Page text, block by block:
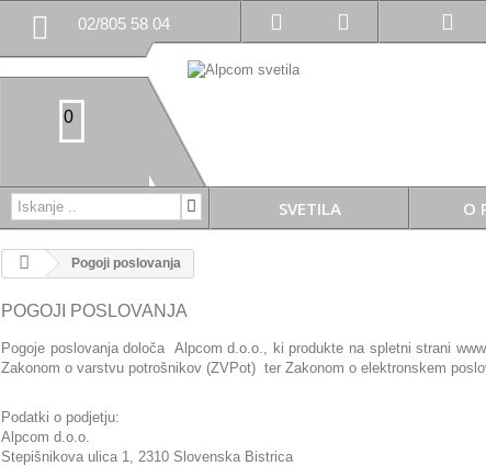
02/805 58 04
0
SVETILA O
Pogoji poslovanja
POGOJI POSLOVANJA
Pogoje poslovanja določa Alpcom d.o.o., ki produkte na spletni strani
Zakonom o varstvu potrošnikov (ZVPot) ter Zakonom o elektronskem
Podatki o podjetju:
Alpcom d.o.o.
Stepišnikova ulica 1, 2310 Slovenska Bistrica